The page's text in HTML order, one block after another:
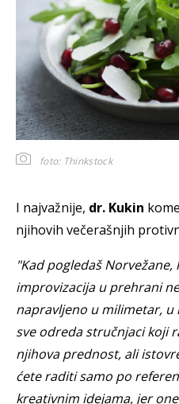
foto: Thinkstock
I najvažnije, dr. Kukin
njihovih večerašnjih
"Kad pogledaš Norvežane,
improvizacija u prehrani
napravljeno u milimetar, u
sve odreda stručnjaci koji
njihova prednost, ali
ćete raditi samo po
kreativnim idejama, jer